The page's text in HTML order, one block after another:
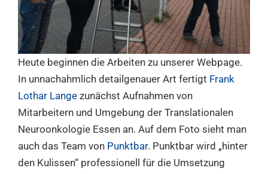
Heute beginnen die Arbeiten zu unserer Webpage.
In unnachahmlich detailgenauer Art fertigt Frank
Lothar Lange zunächst Aufnahmen von
Mitarbeitern und Umgebung der Translationalen
Neuroonkologie Essen an. Auf dem Foto sieht man
auch das Team von Punktbar. Punktbar wird „hinter
den Kulissen“ professionell für die Umsetzung